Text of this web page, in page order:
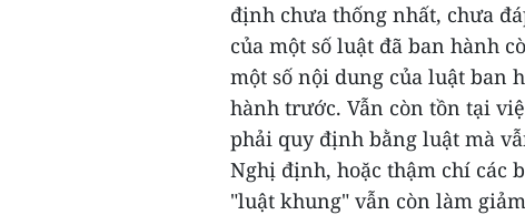
định chưa thống nhất, chưa
của một số luật đã ban hành
một số nội dung của luật ban
hành trước. Vẫn còn tồn tại
phải quy định bằng luật mà
Nghị định, hoặc thậm chí các
"luật khung" vẫn còn làm